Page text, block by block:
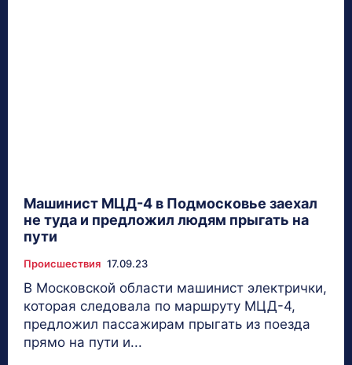
Машинист МЦД-4 в Подмосковье заехал
не туда и предложил людям прыгать на
пути
Происшествия 17.09.23
В Московской области машинист электрички,
которая следовала по маршруту МЦД-4,
предложил пассажирам прыгать из поезда
прямо на пути и...